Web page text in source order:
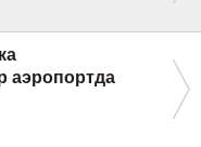
аэропортда